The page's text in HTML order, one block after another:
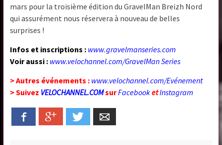
mars pour la troisième édition du GravelMan Breizh Nord
qui assurément nous réservera à nouveau de belles
surprises !
Infos et inscriptions : www.gravelmanseries.com
Voir aussi : www.velochannel.com/GravelMan Series
> Autres événements : www.velochannel.com/Evénement
> Suivez VELOCHANNEL.COMsurFacebooketInstagram
Facebook Google+ Twitter